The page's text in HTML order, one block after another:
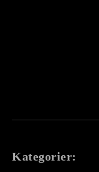
Kategorier: